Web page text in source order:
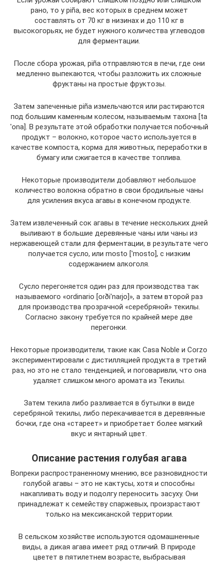
рано, то у piña, вес которых в среднем может
составлять от 70 кг в низинах и до 110 кг в
высокогорьях, не будет нужного количества углеводов
для ферментации.
После сбора урожая, piña отправляются в печи, где они
медленно выпекаются, чтобы разложить их сложные
фруктаны на простые фруктозы.
Затем запеченные piña измельчаются или растираются
под большим каменным колесом, называемым тахона [ta
ˈona]. В результате этой обработки получается побочный
продукт – волокно, которое часто используется в
качестве компоста, корма для животных, переработки в
бумагу или сжигается в качестве топлива.
Некоторые производители добавляют небольшое
количество волокна обратно в свои бродильные чаны
для усиления вкуса агавы в конечном продукте.
Затем извлеченный сок агавы в течение нескольких дней
выливают в большие деревянные чаны или чаны из
нержавеющей стали для ферментации, в результате чего
получается сусло, или mosto [ˈmosto], с низким
содержанием алкоголя.
Сусло перегоняется один раз для производства так
называемого «ordinario [oɾðiˈnaɾjo]», а затем второй раз
для производства прозрачной «серебряной» текилы.
Согласно закону требуется по крайней мере две
перегонки.
Некоторые производители, такие как Casa Noble и Corzo
экспериментировали с дистилляцией продукта в третий
раз, но это не стало тенденцией, и поговаривли, что она
удаляет слишком много аромата из Текилы.
Затем текила либо разливается в бутылки в виде
серебряной текилы, либо перекачивается в деревянные
бочки, где она «стареет» и приобретает более мягкий
вкус и янтарный цвет.
Описание растения голубая агава
Вопреки распространенному мнению, все разновидности
голубой агавы – это не кактусы, хотя и способны
накапливать воду и подолгу переносить засуху. Они
принадлежат к семейству спаржевых, произрастают
только на мексиканской территории.
В сельском хозяйстве используются одомашненные
виды, а дикая агава имеет ряд отличий. В природе
цветет в пятилетнем возрасте, выбрасывая